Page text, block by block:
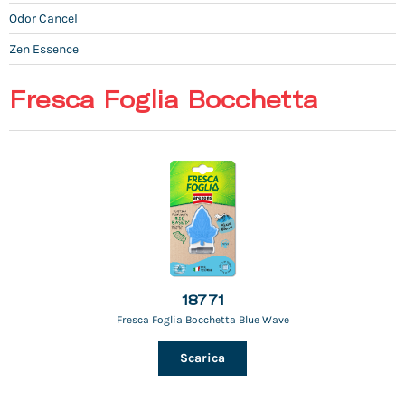
Odor Cancel
Zen Essence
Fresca Foglia Bocchetta
18771
Fresca Foglia Bocchetta Blue Wave
Scarica